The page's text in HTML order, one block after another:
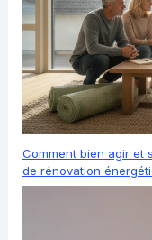
Comment bien agir et
de rénovation